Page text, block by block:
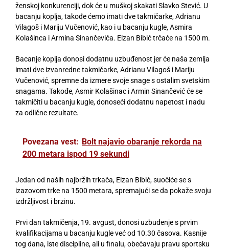
ženskoj konkurenciji, dok će u muškoj skakati Slavko Stević. U
bacanju koplja, takođe ćemo imati dve takmičarke, Adrianu
Vilagoš i Mariju Vučenović, kao i u bacanju kugle, Asmira
Kolašinca i Armina Sinančevića. Elzan Bibić trčaće na 1500 m.
Bacanje koplja donosi dodatnu uzbuđenost jer će naša zemlja
imati dve izvanredne takmičarke, Adrianu Vilagoš i Mariju
Vučenović, spremne da izmere svoje snage s ostalim svetskim
snagama. Takođe, Asmir Kolašinac i Armin Sinančević će se
takmičiti u bacanju kugle, donoseći dodatnu napetost i nadu
za odlične rezultate.
Povezana vest: Bolt najavio obaranje rekorda na
200 metara ispod 19 sekundi
Jedan od naših najbržih trkača, Elzan Bibić, suočiće se s
izazovom trke na 1500 metara, spremajući se da pokaže svoju
izdržljivost i brzinu.
Prvi dan takmičenja, 19. avgust, donosi uzbuđenje s prvim
kvalifikacijama u bacanju kugle već od 10.30 časova. Kasnije
tog dana, iste discipline, ali u finalu, obećavaju pravu sportsku